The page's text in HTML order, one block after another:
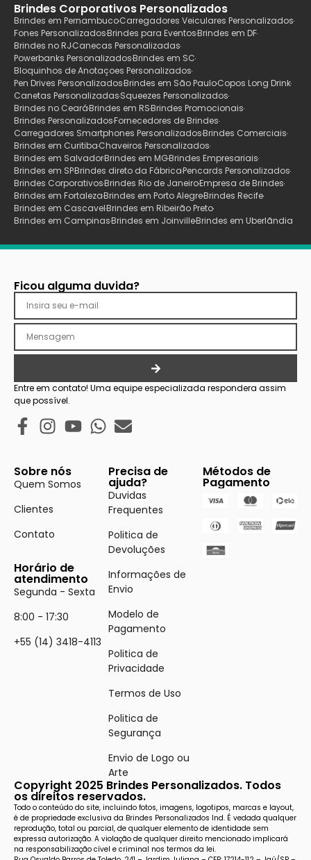
Brindes Corporativos Personalizados
Brindes em PernambucoCarregadores Veiculares Personalizados
Fones PersonalizadosBrindes para EventosBrindes em DF
Brindes no RJCanecas Personalizadas
Powerbanks PersonalizadosBrindes em SC
Bloquinhos de Anotaçoes Personalizados
Pen Drives PersonalizadosBrindes em São PauloCopos Long Drink
Canetas PersonalizadasSqueezes Personalizados
Brindes no CearáBrindes em RSBrindes Promocionais
Brindes PersonalizadosFornecedores de Brindes
Carregadores Smartphones PersonalizadosBrindes Comerciais
Brindes em CuritibaChaveiros Personalizados
Brindes em SalvadorBrindes em MGBrindes Empresariais
Brindes em SPBrindes direto da FábricaPencards Personalizados
Brindes CorporativosBrindes Rio de JaneiroEmpresa de Brindes
Brindes em FortalezaBrindes em Porto AlegreBrindes Recife
Brindes em CascavelBrindes em Ribeirão Preto
Brindes em CampinasBrindes em JoinvilleBrindes em Uberlãndia
Ficou alguma duvida?
Entre em contato! Uma equipe especializada respondera assim
que possível.
Sobre nós
Quem Somos
Clientes
Contato
Horário de
atendimento
Segunda - Sexta
8:00 - 17:30
+55 (14) 3418-4113
Precisa de
ajuda?
Duvidas
Frequentes
Politica de
Devoluções
Informações de
Envio
Modelo de
Pagamento
Politica de
Privacidade
Termos de Uso
Politica de
Segurança
Envio de Logo ou
Arte
Métodos de
Pagamento
Copyright 2025 Brindes Personalizados. Todos
os direitos reservados.
Todo o conteúdo do site, incluindo fotos, imagens, logotipos, marcas e layout,
é de propriedade exclusiva da Brindes Personalizados Ind. É vedada qualquer
reprodução, total ou parcial, de qualquer elemento de identidade sem
expressa autorização. A violação de qualquer direito mencionado implicará
na responsabilização cível e criminal nos termos da lei.